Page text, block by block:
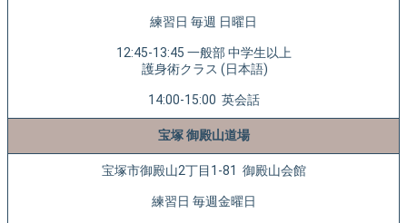
練習日 毎週 日曜日
12:45-13:45 一般部 中学生以上
護身術クラス (日本語)
14:00-15:00 英会話
宝塚 御殿山道場
宝塚市御殿山2丁目1-81 御殿山会館
練習日 毎週金曜日